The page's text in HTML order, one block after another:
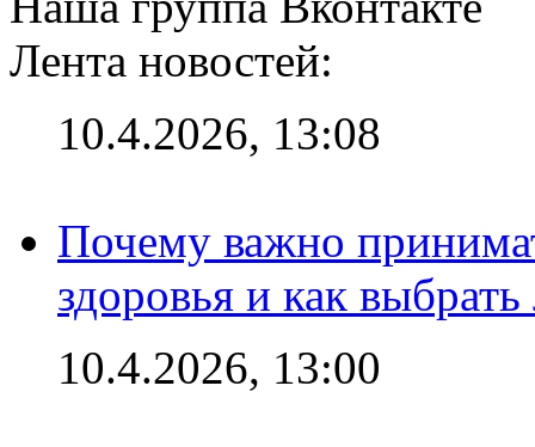
Лента новостей:
10.4.2026, 13:08
Почему важно
здоровья и как
10.4.2026, 13:00